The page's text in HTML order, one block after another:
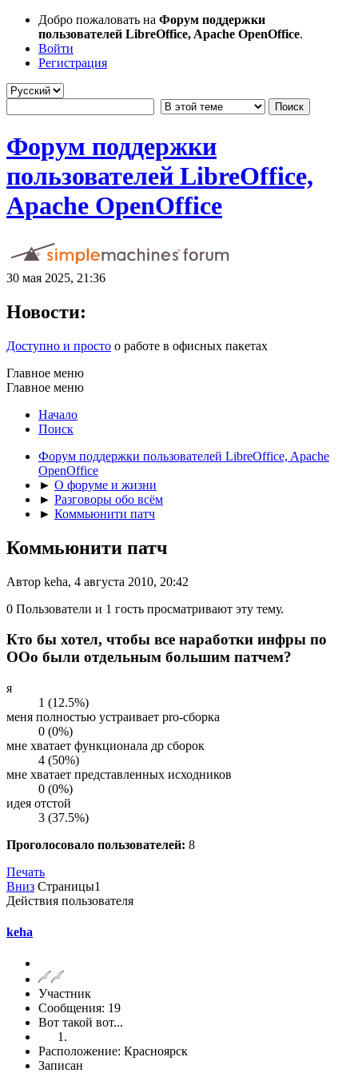
Добро пожаловать на Форум поддержки
пользователей LibreOffice, Apache OpenOffice.
Войти
Регистрация
Форум поддержки
пользователей LibreOffice,
Apache OpenOffice
30 мая 2025, 21:36
Новости:
Доступно и просто о работе в офисных пакетах
Главное меню
Главное меню
Начало
Поиск
Форум поддержки пользователей LibreOffice, Apache
OpenOffice
► О форуме и жизни
► Разговоры обо всём
► Коммьюнити патч
Коммьюнити патч
Автор keha, 4 августа 2010, 20:42
0 Пользователи и 1 гость просматривают эту тему.
Кто бы хотел, чтобы все наработки инфры по
OOo были отдельным большим патчем?
я
1 (12.5%)
меня полностью устраивает pro-сборка
0 (0%)
мне хватает функционала др сборок
4 (50%)
мне хватает представленных исходников
0 (0%)
идея отстой
3 (37.5%)
Проголосовало пользователей: 8
Печать
Вниз Страницы1
Действия пользователя
keha
Участник
Сообщения: 19
Вот такой вот...
Расположение: Красноярск
Записан